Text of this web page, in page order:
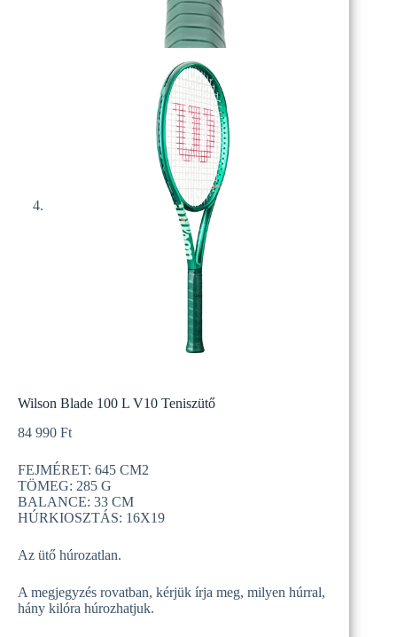
Wilson Blade 100 L V10 Teniszütő
84 990 Ft
FEJMÉRET: 645 CM2
TÖMEG: 285 G
BALANCE: 33 CM
HÚRKIOSZTÁS: 16X19
Az ütő húrozatlan.
A megjegyzés rovatban, kérjük írja meg, milyen húrral,
hány kilóra húrozhatjuk.